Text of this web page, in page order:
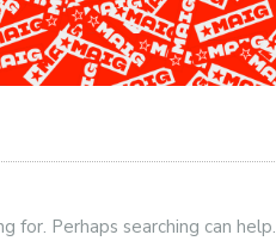
for. Perhaps searching can help.